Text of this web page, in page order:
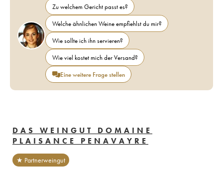
Zu welchem Gericht passt es?
Welche ähnlichen Weine empfiehlst du mir?
Wie sollte ich ihn servieren?
Wie viel kostet mich der Versand?
Eine weitere Frage stellen
DAS WEINGUT DOMAINE
PLAISANCE PENAVAYRE
★ Partnerweingut